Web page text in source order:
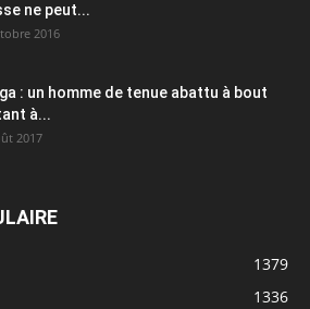
ne peut...
2016
: un homme de tenue abattu à bout
à...
2017
1379
1336